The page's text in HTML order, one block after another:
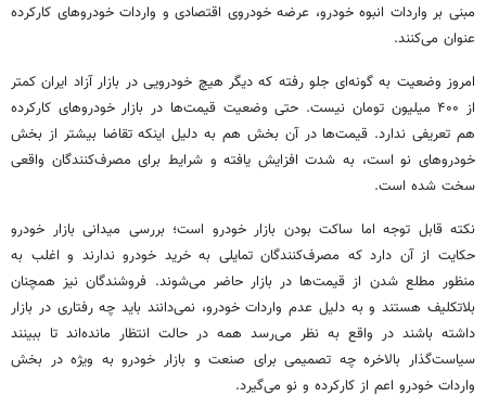
مبنی بر واردات انبوه خودرو، عرضه خودروی اقتصادی و واردات خودروهای کارکرده
عنوان می‌کنند.
امروز وضعیت به گونه‌ای جلو رفته که دیگر هیچ خودرویی در بازار آزاد ایران کمتر
از ۴۰۰ میلیون تومان نیست. حتی وضعیت قیمت‌ها در بازار خودروهای کارکرده
هم تعریفی ندارد. قیمت‌ها در آن بخش هم به دلیل اینکه تقاضا بیشتر از بخش
خودروهای نو است، به شدت افزایش یافته و شرایط برای مصرف‌کنندگان واقعی
سخت شده است.
نکته قابل توجه اما ساکت بودن بازار خودرو است؛ بررسی میدانی بازار خودرو
حکایت از آن دارد که مصرف‌کنندگان تمایلی به خرید خودرو ندارند و اغلب به
منظور مطلع شدن از قیمت‌ها در بازار حاضر می‌شوند. فروشندگان نیز همچنان
بلاتکلیف هستند و به دلیل عدم واردات خودرو، نمی‌دانند باید چه رفتاری در بازار
داشته باشند در واقع به نظر می‌رسد همه در حالت انتظار مانده‌اند تا ببینند
سیاست‌گذار بالاخره چه تصمیمی برای صنعت و بازار خودرو به ویژه در بخش
واردات خودرو اعم از کارکرده و نو می‌گیرد.